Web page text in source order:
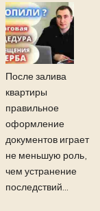
После залива
квартиры
правильное
оформление
документов играет
не меньшую роль,
чем устранение
последствий...